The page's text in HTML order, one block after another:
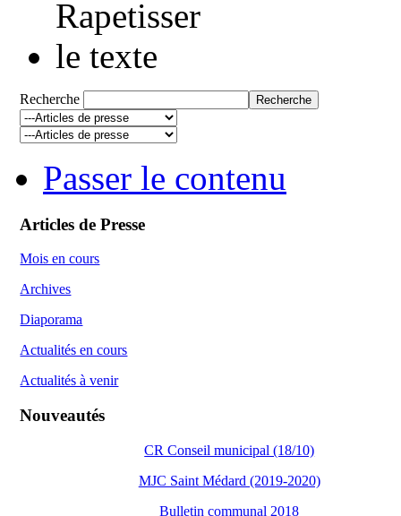
Recherche
Passer le contenu
Articles de Presse
Mois en cours
Archives
Diaporama
Actualités en cours
Actualités à venir
Nouveautés
CR Conseil municipal (18/10)
MJC Saint Médard (2019-2020)
Bulletin communal 2018